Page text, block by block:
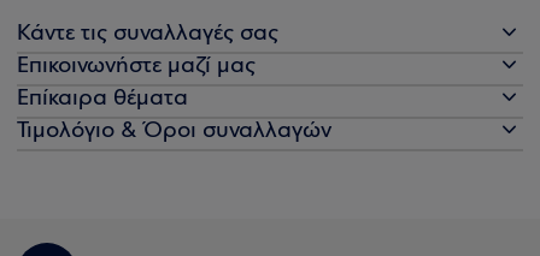
Κάντε τις συναλλαγές σας
Επικοινωνήστε μαζί μας
Επίκαιρα θέματα
Τιμολόγιο & Όροι συναλλαγών